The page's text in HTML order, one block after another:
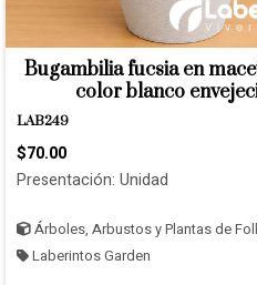
Bugambilia fucsia en
color blanco
LAB249
$70.00
Presentación: Unidad
Árboles, Arbustos y Plantas de
Laberintos Garden